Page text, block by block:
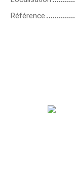
Référence